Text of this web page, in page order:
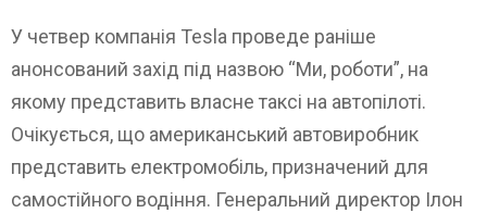
У четвер компанія Tesla проведе раніше
анонсований захід під назвою “Ми, роботи”, на
якому представить власне таксі на автопілоті.
Очікується, що американський автовиробник
представить електромобіль, призначений для
самостійного водіння. Генеральний директор Ілон